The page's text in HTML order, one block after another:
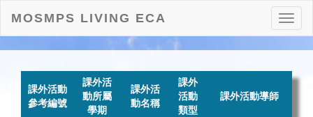
打
開
MOSMPS LIVING ECA
課外活動
參考編號
課外活
動所屬
學期
課外活
動名稱
課外
活動
類型
課外活動導師